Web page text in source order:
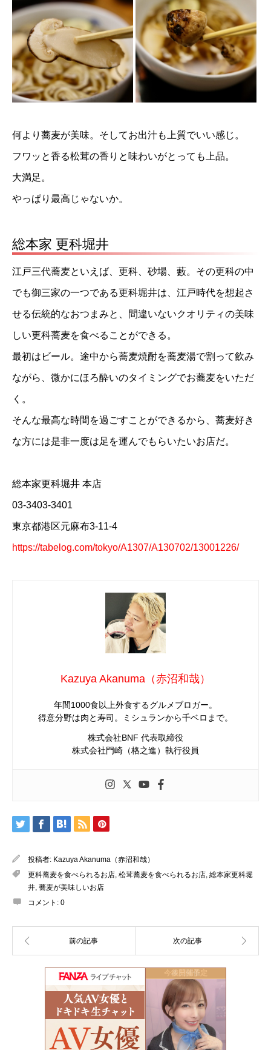
何より蕎麦が美味。そしてお出汁も上質でいい感じ。
フワッと香る松茸の香りと味わいがとっても上品。
大満足。
やっぱり最高じゃないか。
総本家 更科堀井
江戸三代蕎麦といえば、更科、砂場、藪。その更科の中
でも御三家の一つである更科堀井は、江戸時代を想起さ
せる伝統的なおつまみと、間違いないクオリティの美味
しい更科蕎麦を食べることができる。
最初はビール。途中から蕎麦焼酎を蕎麦湯で割って飲み
ながら、微かにほろ酔いのタイミングでお蕎麦をいただ
く。
そんな最高な時間を過ごすことができるから、蕎麦好き
な方には是非一度は足を運んでもらいたいお店だ。
総本家更科堀井 本店
03-3403-3401
東京都港区元麻布3-11-4
https://tabelog.com/tokyo/A1307/A130702/13001226/
Kazuya Akanuma（赤沼和哉）
年間1000食以上外食するグルメブロガー。
得意分野は肉と寿司。ミシュランから千ベロまで。
株式会社BNF 代表取締役
株式会社門崎（格之進）執行役員
投稿者: Kazuya Akanuma（赤沼和哉）
更科蕎麦を食べられるお店 松茸蕎麦を食べられるお店 総本家更科堀
井 蕎麦が美味しいお店
コメント: 0